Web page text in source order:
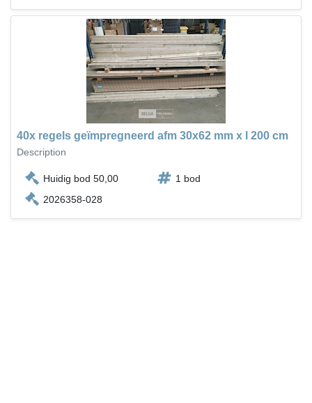
40x regels geïmpregneerd afm 30x62 mm x l 200 cm
Description
Huidig bod 50,00
1 bod
2026358-028